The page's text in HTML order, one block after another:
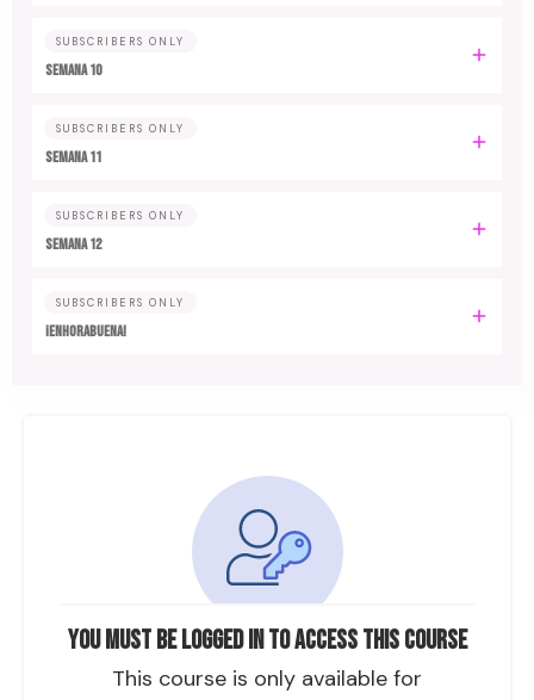
You must be logged in to access this course
This course is only available for
SUBSCRIBERS ONLY
Semana 10
SUBSCRIBERS ONLY
Semana 11
SUBSCRIBERS ONLY
Semana 12
SUBSCRIBERS ONLY
¡Enhorabuena!